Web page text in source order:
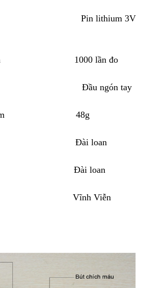
Pin Pin lithium 3V
dụng pin 1000 lần đo
đo Đầu ngón tay
sản phẩm 48g
hiệu Đài loan
tại Đài loan
Vĩnh Viễn